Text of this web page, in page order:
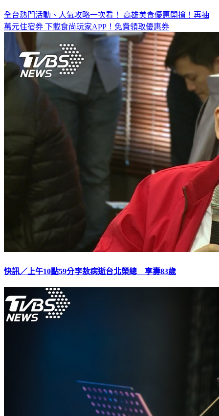
全台熱門活動、人氣攻略一次看！ 高雄美食優惠開搶！再抽
萬元住宿券 下載食尚玩家APP！免費領取優惠券
快訊／上午10點59分李敖病逝台北榮總 享壽83歲